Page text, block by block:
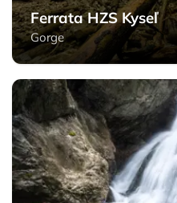
Ferrata HZS Kyseľ
Gorge
Veľký Sokol - Slovak Paradise